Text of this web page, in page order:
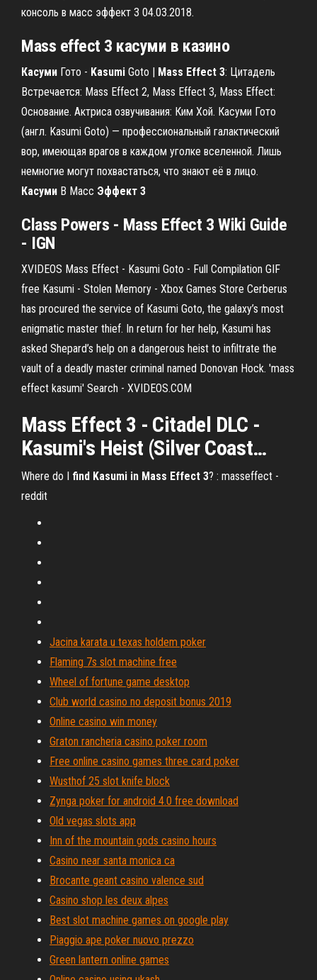
консоль в масс эффект 3 04.03.2018.
Mass effect 3 касуми в казино
Касуми Гото - Kasumi Goto | Mass Effect 3: Цитадель
Встречается: Mass Effect 2, Mass Effect 3, Mass Effect:
Основание. Актриса озвучивания: Ким Хой. Касуми Гото
(англ. Kasumi Goto) — профессиональный галактический
вор, имеющая врагов в каждом уголке вселенной. Лишь
немногие могут похвастаться, что знают её в лицо.
Касуми В Масс Эффект 3
Class Powers - Mass Effect 3 Wiki Guide
- IGN
XVIDEOS Mass Effect - Kasumi Goto - Full Compilation GIF
free Kasumi - Stolen Memory - Xbox Games Store Cerberus
has procured the service of Kasumi Goto, the galaxy’s most
enigmatic master thief. In return for her help, Kasumi has
asked Shepard’s help on a dangerous heist to infiltrate the
vault of a deadly master criminal named Donovan Hock. 'mass
effect kasumi' Search - XVIDEOS.COM
Mass Effect 3 - Citadel DLC -
Kasumi's Heist (Silver Coast…
Where do I find Kasumi in Mass Effect 3? : masseffect -
reddit
Jacina karata u texas holdem poker
Flaming 7s slot machine free
Wheel of fortune game desktop
Club world casino no deposit bonus 2019
Online casino win money
Graton rancheria casino poker room
Free online casino games three card poker
Wusthof 25 slot knife block
Zynga poker for android 4.0 free download
Old vegas slots app
Inn of the mountain gods casino hours
Casino near santa monica ca
Brocante geant casino valence sud
Casino shop les deux alpes
Best slot machine games on google play
Piaggio ape poker nuovo prezzo
Green lantern online games